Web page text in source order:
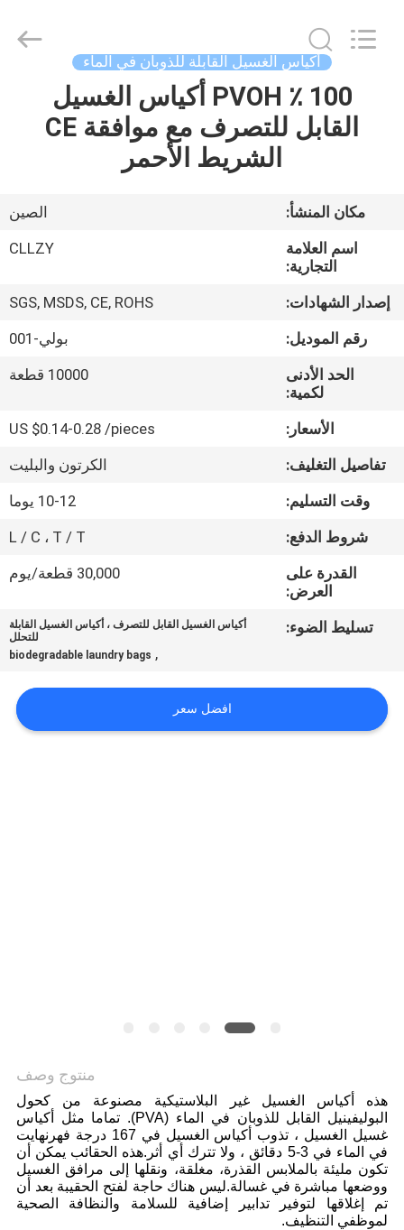
المنزل
حولنا
في
المصنع
مراقبة
الجودة
أخبار
اطلب
اقتباس
خريطة
PRIVACY
POLICY
Macromolecule
Materials
أكياس الغسيل القابلة للذوبان في الماء
100 ٪ PVOH أكياس الغسيل
القابل للتصرف مع موافقة CE
الشريط الأحمر
مكان المنشأ:
الصين
اسم العلامة
التجارية:
CLLZY
إصدار الشهادات:
SGS, MSDS, CE, ROHS
رقم الموديل:
بولي-001
الحد الأدنى
لكمية:
10000 قطعة
الأسعار:
US $0.14-0.28 /pieces
تفاصيل التغليف:
الكرتون والبليت
وقت التسليم:
10-12 يوما
شروط الدفع:
L / C ، T / T
القدرة على
العرض:
30,000 قطعة/يوم
تسليط الضوء:
أكياس الغسيل القابل للتصرف ، أكياس الغسيل القابلة
للتحلل
,
biodegradable laundry bags
افضل سعر
منتوج وصف
هذه أكياس الغسيل غير البلاستيكية مصنوعة من كحول
البوليفينيل القابل للذوبان في الماء (PVA). تماما مثل أكياس
غسيل الغسيل ، تذوب أكياس الغسيل في 167 درجة فهرنهايت
في الماء في 3-5 دقائق ، ولا تترك أي أثر.هذه الحقائب يمكن أن
تكون مليئة بالملابس القذرة، مغلقة، ونقلها إلى مرافق الغسيل
ووضعها مباشرة في غسالة.ليس هناك حاجة لفتح الحقيبة بعد أن
تم إغلاقها لتوفير تدابير إضافية للسلامة والنظافة الصحية
لموظفي التنظيف.